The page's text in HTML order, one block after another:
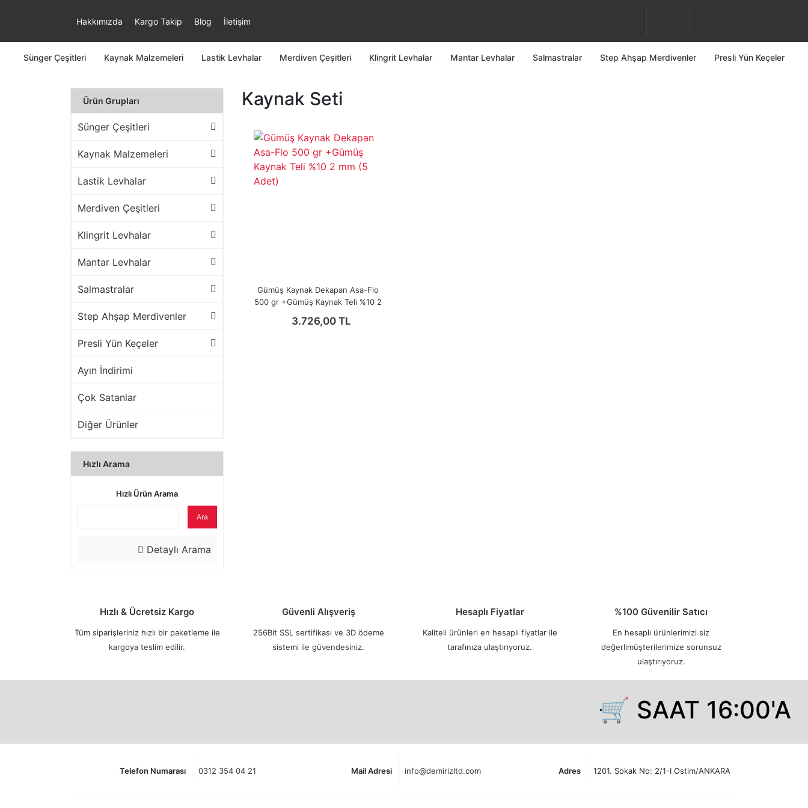
Hakkımızda Kargo Takip Blog İletişim
Sünger Çeşitleri Kaynak Malzemeleri Lastik Levhalar Merdiven Çeşitleri Klingrit Levhalar Mantar Levhalar Salmastralar Step Ahşap Merdivenler Presli Yün Keçeler
Ürün Grupları
Sünger Çeşitleri
Kaynak Malzemeleri
Lastik Levhalar
Merdiven Çeşitleri
Klingrit Levhalar
Mantar Levhalar
Salmastralar
Step Ahşap Merdivenler
Presli Yün Keçeler
Ayın İndirimi
Çok Satanlar
Diğer Ürünler
Hızlı Arama
Hızlı Ürün Arama
Ara
Detaylı Arama
Kaynak Seti
Gümüş Kaynak Dekapan Asa-Flo
500 gr +Gümüş Kaynak Teli %10 2
3.726,00 TL
Hızlı & Ücretsiz Kargo
Tüm siparişleriniz hızlı bir paketleme ile
kargoya teslim edilir.
Güvenli Alışveriş
256Bit SSL sertifikası ve 3D ödeme
sistemi ile güvendesiniz.
Hesaplı Fiyatlar
Kaliteli ürünleri en hesaplı fiyatlar ile
tarafınıza ulaştırıyoruz.
%100 Güvenilir Satıcı
En hesaplı ürünlerimizi siz
değerlimüşterilerimize sorunsuz
ulaştırıyoruz.
🛒 SAAT 16:00'A
Telefon Numarası 0312 354 04 21 Mail Adresi info@demirizltd.com Adres 1201. Sokak No: 2/1-I Ostim/ANKARA